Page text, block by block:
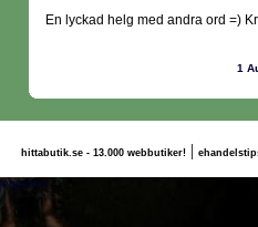
En lyckad helg med andra ord =)
1
hittabutik.se - 13.000 webbutiker!|
& Pernilla Bergström